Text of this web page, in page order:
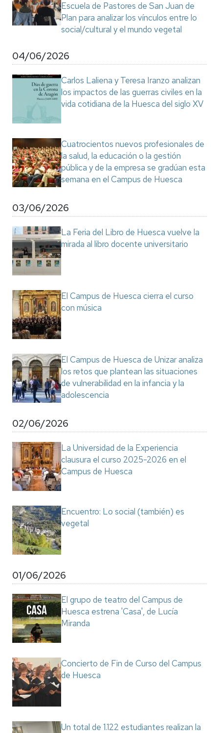
Escuela de Pastores de San Juan de
Plan para analizar los vínculos entre lo
social/cultural y el mundo vegetal
04/06/2026
Carlos Laliena y Teresa Iranzo analizan
los impactos de las guerras civiles en la
vida cotidiana de la Huesca del siglo XV
Cuatrocientos nuevos profesionales de
la salud, la educación o la gestión
pública y de la empresa se gradúan esta
semana en el Campus de Huesca
03/06/2026
La Feria del Libro de Huesca vuelve la
mirada al libro docente universitario
El Campus de Huesca cierra el curso
con música
El Campus de Huesca de Unizar analiza
los retos que plantean las situaciones
de vulnerabilidad en la infancia y la
adolescencia
02/06/2026
La Universidad de la Experiencia
clausura el curso 2025-2026 en el
Campus de Huesca
Encuentro: Lo social (también) es
vegetal
01/06/2026
El grupo de teatro del Campus de
Huesca estrena 'Casa', de Lucía
Miranda
Concierto de Fin de Curso del Campus
de Huesca
Un total de 1.122 estudiantes realizan la